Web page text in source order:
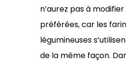
n’aurez pas à
préférées, car les
légumineuses
de la même façon.